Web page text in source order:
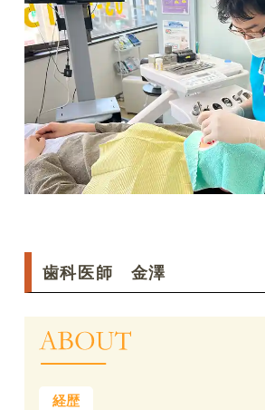
歯科医師 金澤